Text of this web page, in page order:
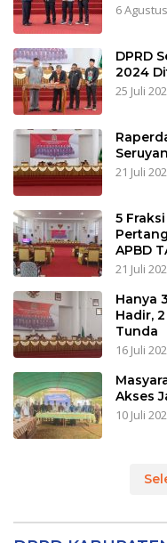
6
DPRD
2024
25 Juli
Seruyan
21 Juli
5
APBD
21 Juli
Hanya
Hadir,
Tunda
16 Juli
Akses
10 Juli